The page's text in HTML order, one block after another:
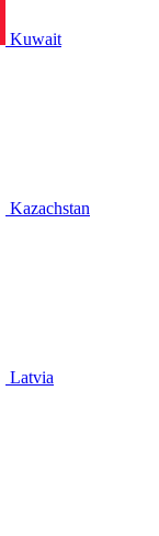
Kuwait
Kazachstan
Latvia